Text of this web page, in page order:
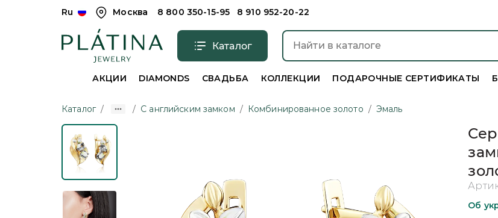
Ru Москва 8 800 350-15-95 8 910 952-20-22
Каталог
АКЦИИ DIAMONDS СВАДЬБА КОЛЛЕКЦИИ ПОДАРОЧНЫЕ СЕРТИФИКАТЫ
Каталог / / С английским замком / Комбинированное золото / Эмаль
Об